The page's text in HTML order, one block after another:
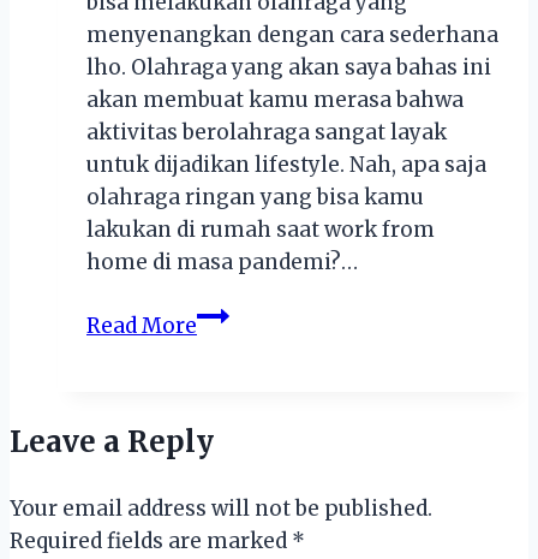
menyenangkan dengan cara sederhana
lho. Olahraga yang akan saya bahas ini
akan membuat kamu merasa bahwa
aktivitas berolahraga sangat layak
untuk dijadikan lifestyle. Nah, apa saja
olahraga ringan yang bisa kamu
lakukan di rumah saat work from
home di masa pandemi?…
Read More4
Dilakukan
Rumah
Leave a Reply
Your email address will not be published.
Required fields are marked *